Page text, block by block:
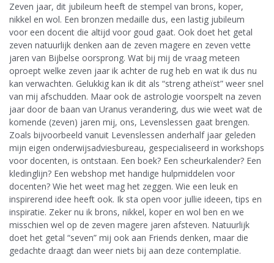
Zeven jaar, dit jubileum heeft de stempel van brons, koper,
nikkel en wol. Een bronzen medaille dus, een lastig jubileum
voor een docent die altijd voor goud gaat. Ook doet het getal
zeven natuurlijk denken aan de zeven magere en zeven vette
jaren van Bijbelse oorsprong. Wat bij mij de vraag meteen
oproept welke zeven jaar ik achter de rug heb en wat ik dus nu
kan verwachten. Gelukkig kan ik dit als “streng atheïst” weer snel
van mij afschudden. Maar ook de astrologie voorspelt na zeven
jaar door de baan van Uranus verandering, dus wie weet wat de
komende (zeven) jaren mij, ons, Levenslessen gaat brengen.
Zoals bijvoorbeeld vanuit Levenslessen anderhalf jaar geleden
mijn eigen onderwijsadviesbureau, gespecialiseerd in workshops
voor docenten, is ontstaan. Een boek? Een scheurkalender? Een
kledinglijn? Een webshop met handige hulpmiddelen voor
docenten? Wie het weet mag het zeggen. Wie een leuk en
inspirerend idee heeft ook. Ik sta open voor jullie ideeen, tips en
inspiratie. Zeker nu ik brons, nikkel, koper en wol ben en we
misschien wel op de zeven magere jaren afsteven. Natuurlijk
doet het getal “seven” mij ook aan Friends denken, maar die
gedachte draagt dan weer niets bij aan deze contemplatie.